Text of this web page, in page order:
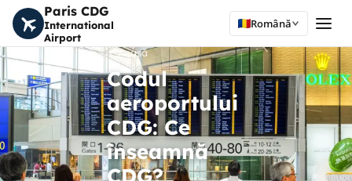
Paris CDG
International
Airport
Română
Acasă
Codul
aeroportului
CDG: Ce
înseamnă